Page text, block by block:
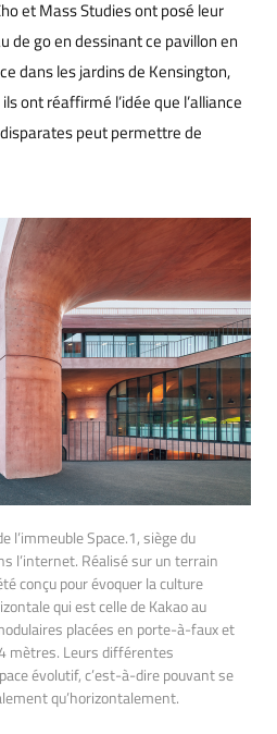
et Mass Studies ont posé leur
de go en dessinant ce pavillon en
dans les jardins de Kensington,
ont réaffirmé l’idée que l’alliance
peut permettre de
l’immeuble Space.1, siège du
l’internet. Réalisé sur un terrain
conçu pour évoquer la culture
qui est celle de Kakao au
placées en porte-à-faux et
mètres. Leurs différentes
évolutif, c’est-à-dire pouvant se
qu’horizontalement.